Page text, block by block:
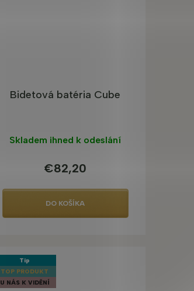
Bidetová batéria Cube
Skladem ihned k odeslání
€82,20
DO KOŠÍKA
Tip
TOP PRODUKT
U NÁS K VIDĚNÍ